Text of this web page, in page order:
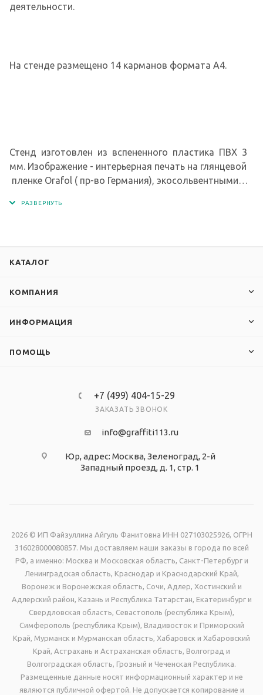
деятельности.
На стенде размещено 14 карманов формата А4.
Стенд изготовлен из вспененного пластика ПВХ 3
мм. Изображение - интерьерная печать на глянцевой
пленке Orafol ( пр-во Германия), экосольвентными
изготовлены из современного прочного и
КАТАЛОГ
КОМПАНИЯ
ИНФОРМАЦИЯ
ПОМОЩЬ
+7 (499) 404-15-29
ЗАКАЗАТЬ ЗВОНОК
info@graffiti113.ru
Юр, адрес: Москва, Зеленоград, 2-й
Западный проезд, д. 1, стр. 1
2026 © ИП Файзуллина Айгуль Фанитовна ИНН 027103025926, ОГРН
316028000080857. Мы доставляем наши заказы в города по всей
РФ, а именно: Москва и Московская область, Санкт-Петербург и
Ленинградская область, Краснодар и Краснодарский Край,
Воронеж и Воронежская область, Сочи, Адлер, Хостинский и
Адлерский район, Казань и Республика Татарстан, Екатеринбург и
Свердловская область, Севастополь (республика Крым),
Симферополь (республика Крым), Владивосток и Приморский
Край, Мурманск и Мурманская область, Хабаровск и Хабаровский
Край, Астрахань и Астраханская область, Волгоград и
Волгоградская область, Грозный и Чеченская Республика.
Размещенные данные носят информационный характер и не
являются публичной офертой. Не допускается копирование и